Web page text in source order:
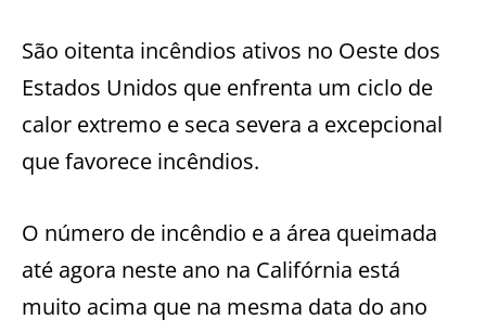
São oitenta incêndios ativos no Oeste dos
Estados Unidos que enfrenta um ciclo de
calor extremo e seca severa a excepcional
que favorece incêndios.
O número de incêndio e a área queimada
até agora neste ano na Califórnia está
muito acima que na mesma data do ano